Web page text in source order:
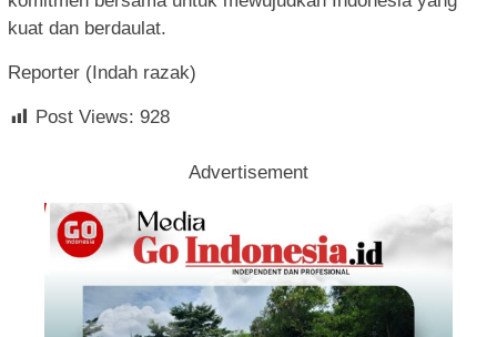
kuat dan berdaulat.
Reporter (Indah razak)
Post Views: 928
Advertisement